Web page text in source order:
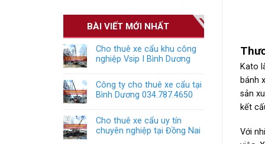
BÀI VIẾT MỚI NHẤT
Cho thuê xe cẩu khu công
nghiệp Vsip I Bình Dương
Công ty cho thuê xe cẩu tại
Bình Dương 034.787.4650
Cho thuê xe cẩu uy tín
chuyên nghiệp tại Đồng Nai
Kato
bánh
sản
kết
Với